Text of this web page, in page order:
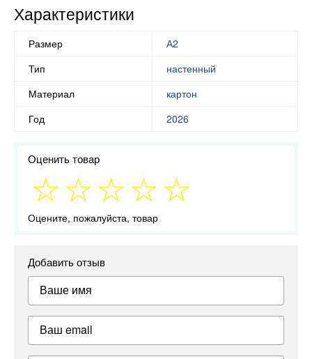
Характеристики
Размер
А2
Тип
настенный
Материал
картон
Год
2026
Оценить товар
Оцените, пожалуйста, товар
Добавить отзыв
Ваше имя
Ваш email